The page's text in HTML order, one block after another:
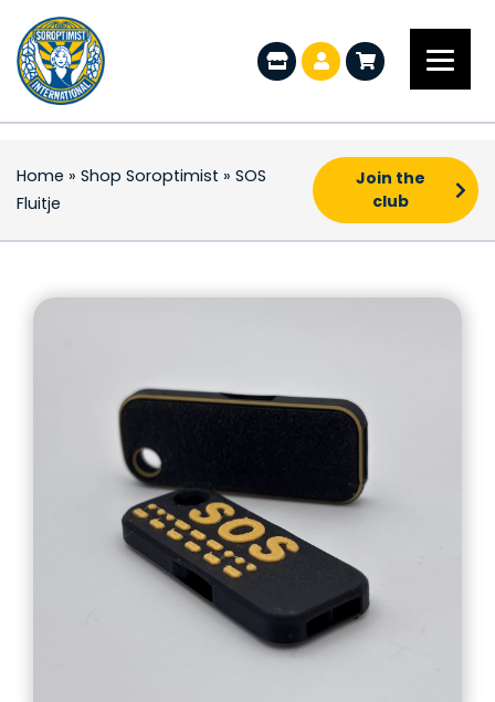
Home » Shop Soroptimist » SOS
Fluitje
Join the
club